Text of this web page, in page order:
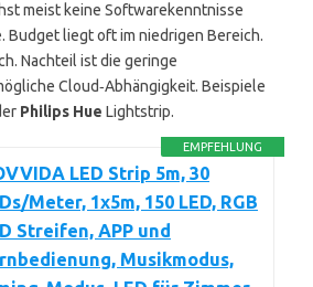
meist keine Softwarekenntnisse
Budget liegt oft im niedrigen Bereich.
Nachteil ist die geringe
Cloud‑Abhängigkeit. Beispiele
Philips Hue Lightstrip.
EMPFEHLUNG
LED Strip 5m, 30
Meter, 1x5m, 150 LED, RGB
Streifen, APP und
Musikmodus,